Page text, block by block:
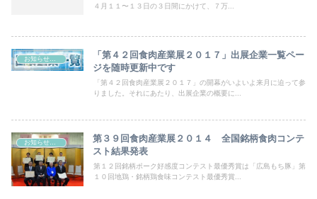
４月１１〜１３日の３日間にかけて、７万...
「第４２回食肉産業展２０１７」出展企業一覧ペー
ジを随時更新中です
「第４２回食肉産業展２０１７」の開幕がいよいよ来月に迫って参
りました。それにあたり、出展企業の概要に...
第３９回食肉産業展２０１４ 全国銘柄食肉コンテ
スト結果発表
第１２回銘柄ポーク好感度コンテスト最優秀賞は「広島もち豚」第
１０回地鶏・銘柄鶏食味コンテスト最優秀賞...